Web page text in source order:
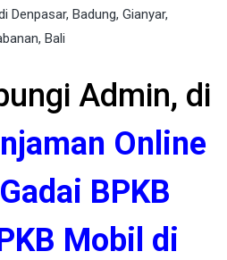
Denpasar, Badung, Gianyar,
Bali
Admin, di
Online
BPKB
Mobil di